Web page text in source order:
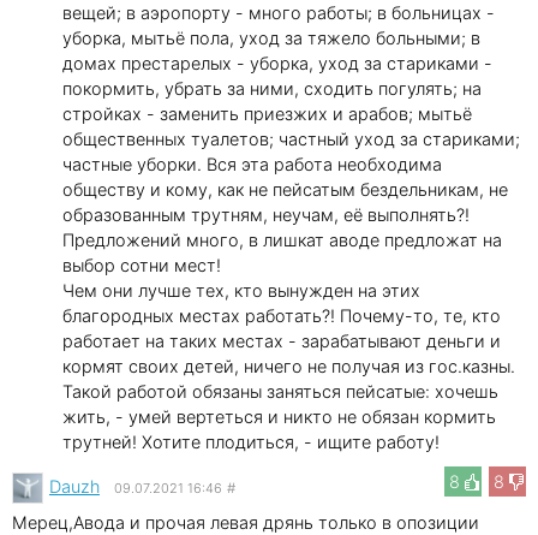
вещей; в аэропорту - много работы; в больницах -
уборка, мытьё пола, уход за тяжело больными; в
домах престарелых - уборка, уход за стариками -
покормить, убрать за ними, сходить погулять; на
стройках - заменить приезжих и арабов; мытьё
общественных туалетов; частный уход за стариками;
частные уборки. Вся эта работа необходима
обществу и кому, как не пейсатым бездельникам, не
образованным трутням, неучам, её выполнять?!
Предложений много, в лишкат аводе предложат на
выбор сотни мест!
Чем они лучше тех, кто вынужден на этих
благородных местах работать?! Почему-то, те, кто
работает на таких местах - зарабатывают деньги и
кормят своих детей, ничего не получая из гос.казны.
Такой работой обязаны заняться пейсатые: хочешь
жить, - умей вертеться и никто не обязан кормить
трутней! Хотите плодиться, - ищите работу!
8
8
Dauzh 09.07.2021 16:46 #
Mерец,Aвода и прочая левая дрянь только в опозиции